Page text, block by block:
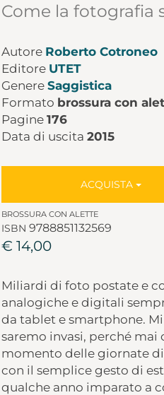
Come la fotografia
Autore Roberto Cotroneo
Editore UTET
Genere Saggistica
Formato brossura con
Pagine 176
Data di uscita 2015
ACQUISTA
BROSSURA CON ALETTE
ISBN 9788851132569
€ 14,00
Miliardi di foto postate e
analogiche e digitali
da tablet e smartphone.
saremo invasi, perché
momento delle giornate
con il semplice gesto di
qualche anno imparato a